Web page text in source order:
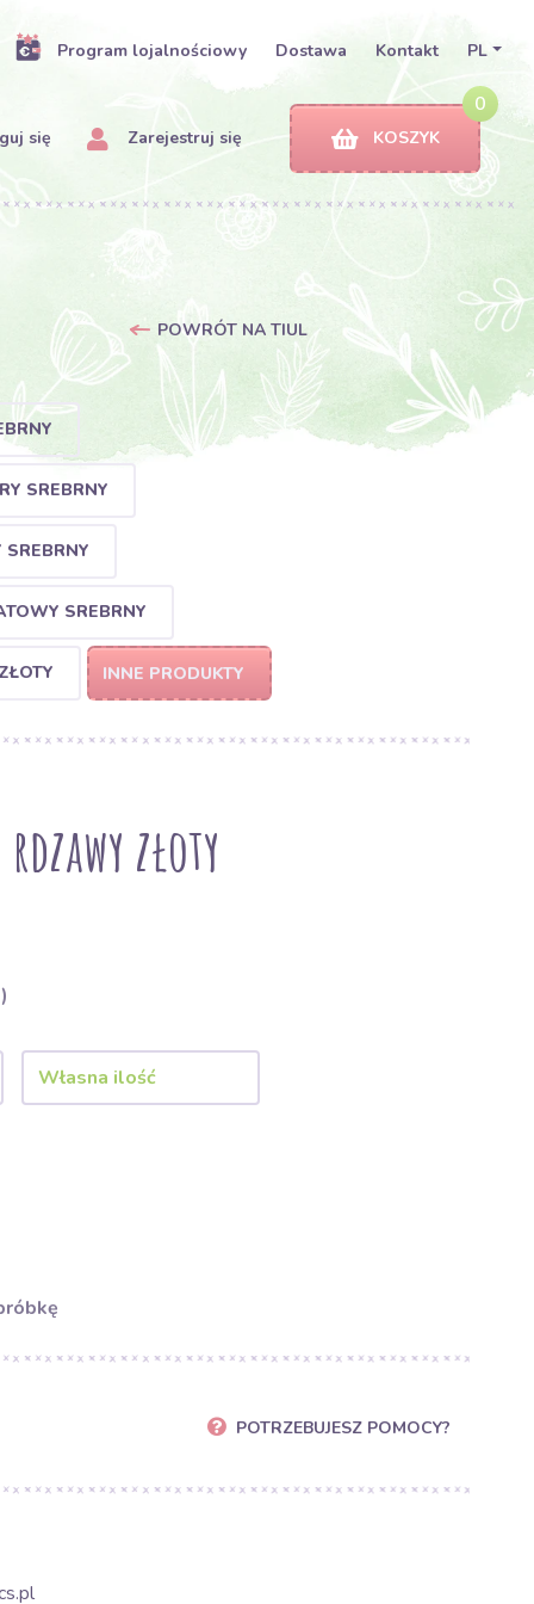
Program lojalnościowy Dostawa Kontakt PL
się Zarejestruj się
0
KOSZYK
POWRÓT NA TIUL
SREBRNY
SREBRNY
INNE PRODUKTY
rdzawy złoty
POTRZEBUJESZ POMOCY?